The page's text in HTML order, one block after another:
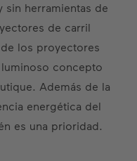
sin herramientas de
de carril
los proyectores
concepto
Además de la
energética del
es una prioridad.